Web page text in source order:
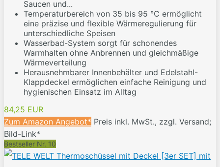
Saucen und...
Temperaturbereich von 35 bis 95 °C ermöglicht
eine präzise und flexible Wärmeregulierung für
unterschiedliche Speisen
Wasserbad-System sorgt für schonendes
Warmhalten ohne Anbrennen und gleichmäßige
Wärmeverteilung
Herausnehmbarer Innenbehälter und Edelstahl-
Klappdeckel ermöglichen einfache Reinigung und
hygienischen Einsatz im Alltag
84,25 EUR
Zum Amazon Angebot* Preis inkl. MwSt., zzgl. Versand;
Bild-Link*
Bestseller Nr. 10